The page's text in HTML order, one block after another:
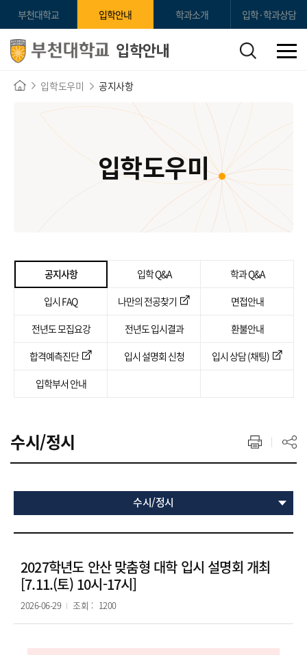
부천대학교 입학안내 학과소개 입학·학과상담
입학안내
입학도우미 공지사항
입학도우미
공지사항 입학 Q&A
학과 Q&A
입시 FAQ
나만의 전공찾기
면접안내
전년도 모집요강
전년도 입시결과
환불안내
합격예측진단
입시 설명회 신청
입시 상담 (채팅)
입학부서 안내
수시/정시
수시/정시
2027학년도 안산 맞춤형 대학 입시 설명회 개최
[7.11.(토) 10시-17시]
2026-06-29 조회 : 1200